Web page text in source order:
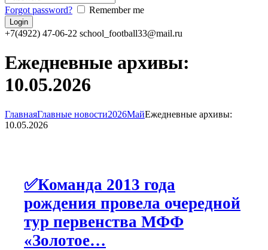
Forgot password? Remember me
+7(4922) 47-06-22 school_football33@mail.ru
Ежедневные архивы:
10.05.2026
ГлавнаяГлавные новости2026МайЕжедневные архивы:
10.05.2026
✅Команда 2013 года
рождения провела очередной
тур первенства МФФ
«Золотое…